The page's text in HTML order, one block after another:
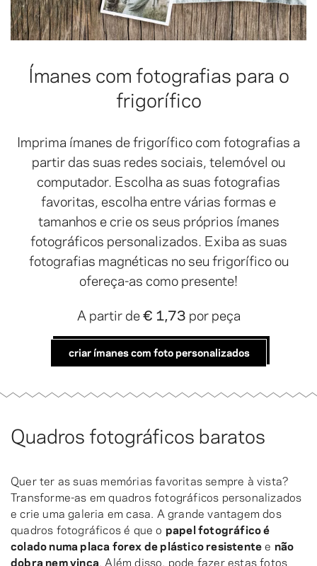
Ímanes com fotografias para o
frigorífico
Imprima ímanes de frigorífico com fotografias a
partir das suas redes sociais, telemóvel ou
computador. Escolha as suas fotografias
favoritas, escolha entre várias formas e
tamanhos e crie os seus próprios ímanes
fotográficos personalizados. Exiba as suas
fotografias magnéticas no seu frigorífico ou
ofereça-as como presente!
A partir de€ 1,73 por peça
criar ímanes com foto personalizados
Quadros fotográficos baratos
Quer ter as suas memórias favoritas sempre à vista?
Transforme-as em quadros fotográficos personalizados
e crie uma galeria em casa. A grande vantagem dos
quadros fotográficos é que o papel fotográfico é
colado numa placa forex de plástico resistentee não
dobra nem vinca . Além disso, pode fazer estas fotos